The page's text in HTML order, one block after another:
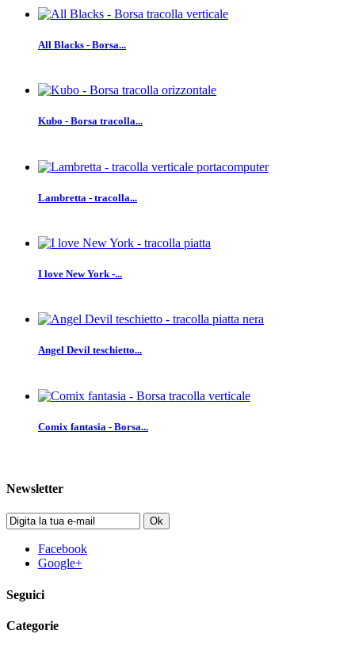
All Blacks - Borsa...
Kubo - Borsa tracolla...
Lambretta - tracolla...
I love New York -...
Angel Devil teschietto...
Comix fantasia - Borsa...
Newsletter
Ok
Facebook
Google+
Seguici
Categorie